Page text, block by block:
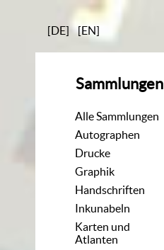
[DE] [EN]
Sammlungen
Alle Sammlungen
Autographen
Drucke
Graphik
Handschriften
Inkunabeln
Karten und
Atlanten